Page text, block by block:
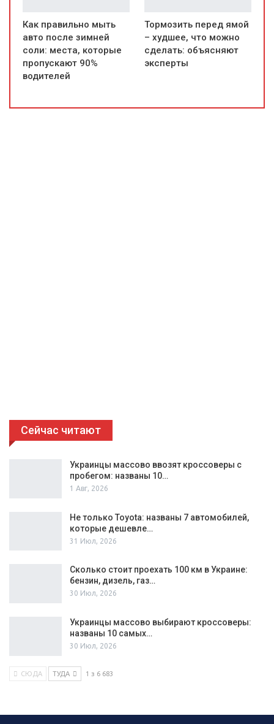
Как правильно мыть
авто после зимней
соли: места, которые
пропускают 90%
водителей
Тормозить перед ямой
– худшее, что можно
сделать: объясняют
эксперты
Сейчас читают
Украинцы массово ввозят кроссоверы с
пробегом: названы 10…
1 Авг, 2026
Не только Toyota: названы 7 автомобилей,
которые дешевле…
31 Июл, 2026
Сколько стоит проехать 100 км в Украине:
бензин, дизель, газ…
30 Июл, 2026
Украинцы массово выбирают кроссоверы:
названы 10 самых…
30 Июл, 2026
СЮДА ТУДА 1 з 6 683